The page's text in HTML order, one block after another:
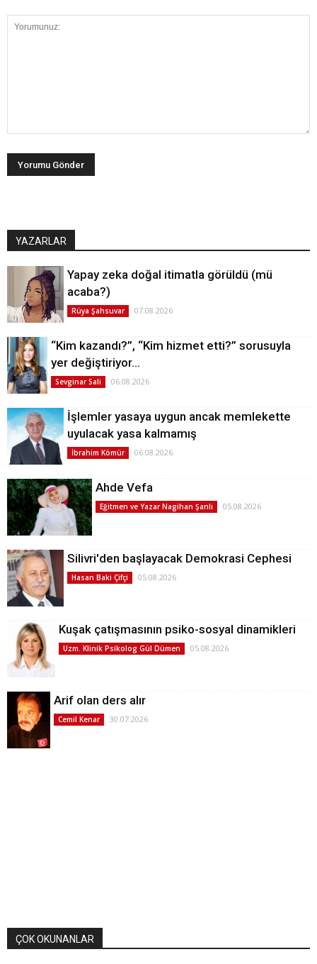
YAZARLAR
Yapay zeka doğal itimatla görüldü (mü
acaba?)
Rüya Şahsuvar 07.08.2026
“Kim kazandı?”, “Kim hizmet etti?” sorusuyla
yer değiştiriyor…
Sevginar Sali 06.08.2026
İşlemler yasaya uygun ancak memlekette
uyulacak yasa kalmamış
İbrahim Kömür 06.08.2026
Ahde Vefa
Eğitmen ve Yazar Nagihan Şanlı 05.08.2026
Silivri'den başlayacak Demokrasi Cephesi
Hasan Baki Çifçi 05.08.2026
Kuşak çatışmasının psiko-sosyal dinamikleri
Uzm. Klinik Psikolog Gül Dümen 05.08.2026
Arif olan ders alır
Cemil Kenar 30.07.2026
ÇOK OKUNANLAR